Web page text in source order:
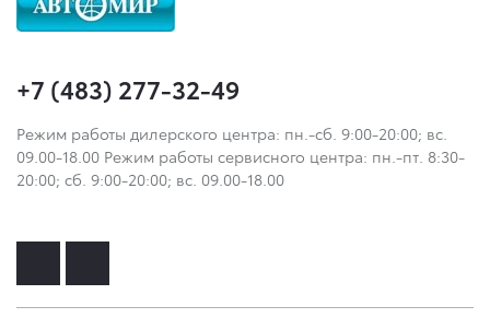
+7 (483) 277-32-49
Режим работы дилерского центра: пн.-сб. 9:00-20:00; вс.
09.00-18.00 Режим работы сервисного центра: пн.-пт. 8:30-
20:00; сб. 9:00-20:00; вс. 09.00-18.00